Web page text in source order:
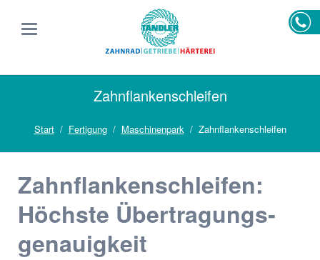
Zahnflankenschleifen
Start Fertigung Maschinenpark Zahnflankenschleifen
Zahnflankenschleifen:
Höchste Übertragungs­
genauigkeit